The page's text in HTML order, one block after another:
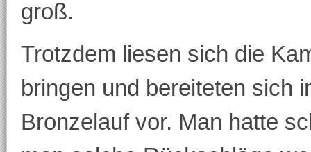
groß.
Trotzdem liesen sich die
bringen und bereiteten sich
Bronzelauf vor. Man hatte